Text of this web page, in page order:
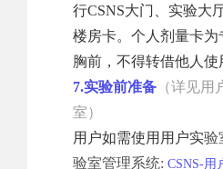
行CSNS大门、实验大
楼房卡。个人剂量卡
胸前，不得转借他人使
7.实验前准备 （详见用
室）
用户如需使用用户实验
验室管理系统: CSNS-用